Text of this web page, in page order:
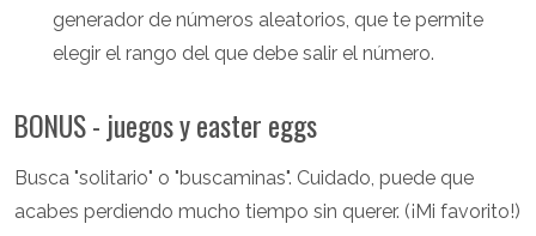
generador de números aleatorios, que te permite
elegir el rango del que debe salir el número.
BONUS - juegos y easter eggs
Busca "solitario" o "buscaminas". Cuidado, puede que
acabes perdiendo mucho tiempo sin querer. (¡Mi favorito!)